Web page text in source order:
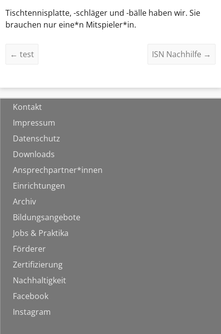
Tischtennisplatte, -schläger und -bälle haben wir. Sie
brauchen nur eine*n Mitspieler*in.
← test ISN Nachhilfe →
Kontakt
Impressum
Datenschutz
Downloads
Ansprechpartner*innen
Einrichtungen
Archiv
Bildungsangebote
Jobs & Praktika
Förderer
Zertifizierung
Nachhaltigkeit
Facebook
Instagram